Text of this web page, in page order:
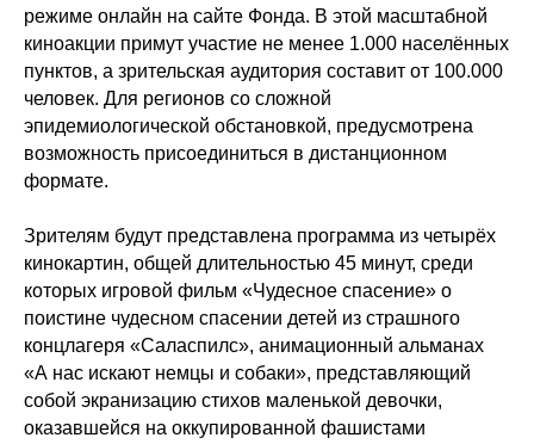
режиме онлайн на сайте Фонда. В этой масштабной
киноакции примут участие не менее 1.000 населённых
пунктов, а зрительская аудитория составит от 100.000
человек. Для регионов со сложной
эпидемиологической обстановкой, предусмотрена
возможность присоединиться в дистанционном
формате.
Зрителям будут представлена программа из четырёх
кинокартин, общей длительностью 45 минут, среди
которых игровой фильм «Чудесное спасение» о
поистине чудесном спасении детей из страшного
концлагеря «Саласпилс», анимационный альманах
«А нас искают немцы и собаки», представляющий
собой экранизацию стихов маленькой девочки,
оказавшейся на оккупированной фашистами